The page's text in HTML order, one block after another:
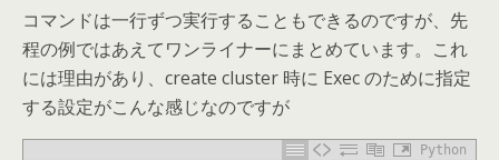
コマンドは一行ずつ実行することもできるのですが、先
程の例ではあえてワンライナーにまとめています。これ
には理由があり、create cluster 時に Exec のために指定
する設定がこんな感じなのですが
Python